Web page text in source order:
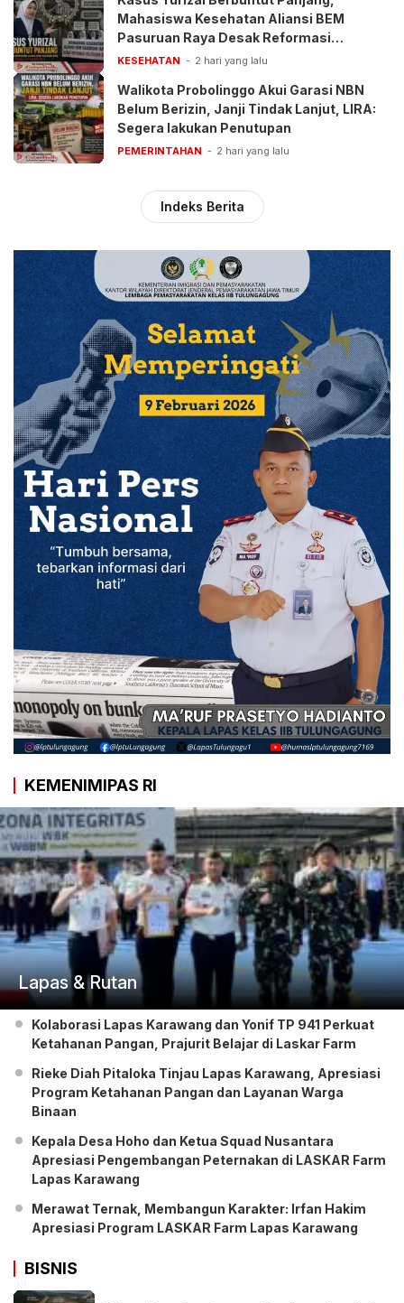
Mahasiswa Kesehatan Aliansi BEM
Pasuruan Raya Desak Reformasi
Pelayanan BPJS
KESEHATAN 2 hari yang lalu
Walikota Probolinggo Akui Garasi NBN
Belum Berizin, Janji Tindak Lanjut, LIRA:
Segera lakukan Penutupan
PEMERINTAHAN 2 hari yang lalu
Indeks Berita
KEMENIMIPAS RI
Lapas & Rutan
Kolaborasi Lapas Karawang dan Yonif TP 941 Perkuat
Ketahanan Pangan, Prajurit Belajar di Laskar Farm
Rieke Diah Pitaloka Tinjau Lapas Karawang, Apresiasi
Program Ketahanan Pangan dan Layanan Warga
Binaan
Kepala Desa Hoho dan Ketua Squad Nusantara
Apresiasi Pengembangan Peternakan di LASKAR Farm
Lapas Karawang
Merawat Ternak, Membangun Karakter: Irfan Hakim
Apresiasi Program LASKAR Farm Lapas Karawang
BISNIS